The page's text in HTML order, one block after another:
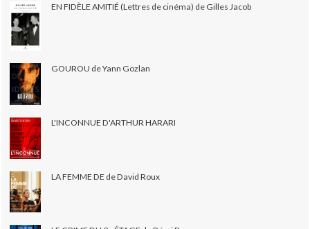
EN FIDÈLE AMITIÉ (Lettres de cinéma) de Gilles Jacob
GOUROU de Yann Gozlan
L'INCONNUE D'ARTHUR HARARI
LA FEMME DE de David Roux